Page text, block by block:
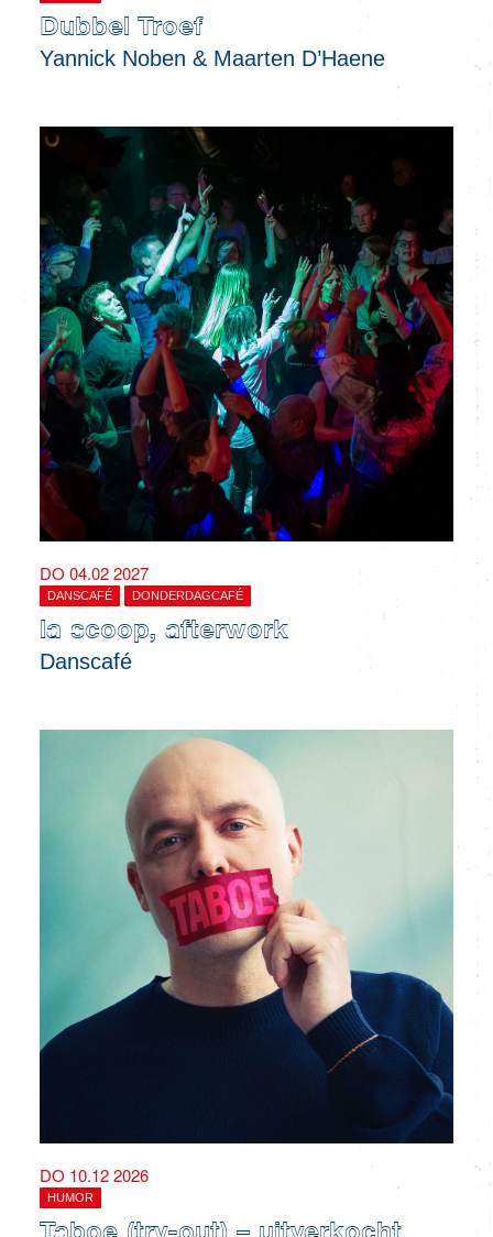
Dubbel Troef
Yannick Noben & Maarten D’Haene
DO 04.02 2027
DANSCAFÉ DONDERDAGCAFÉ
la scoop, afterwork
Danscafé
DO 10.12 2026
HUMOR